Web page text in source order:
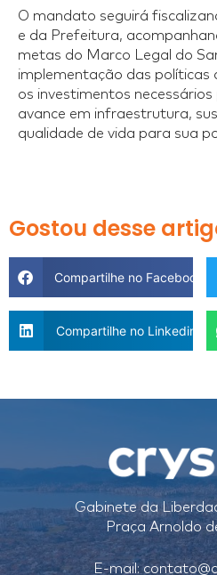
O mandato seguirá
e da Prefeitura,
metas do Marco Legal do
implementação das políticas
os investimentos
avance em infraestrutura,
qualidade de vida para sua
Gostou desse
Compartilhe no Facebook
Compartilhe no Linkedin
Gabinete da
Praça Arnoldo
E-mail: